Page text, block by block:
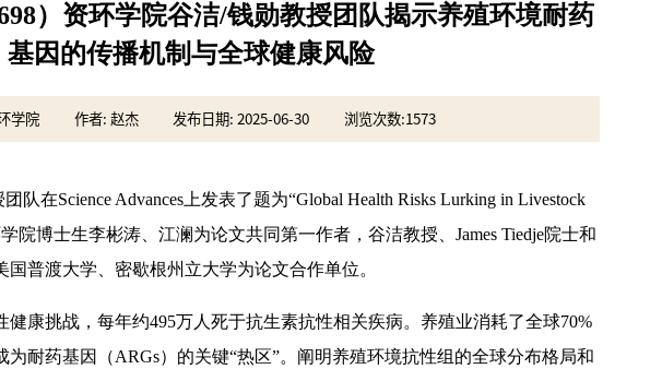
）资环学院谷洁/钱勋教授团队揭示养殖环境耐药
基因的传播机制与全球健康风险
学院 作者: 赵杰 发布日期: 2025-06-30 浏览次数:1573
队在Science Advances上发表了题为“Global Health Risks Lurking in Livestock
院博士生李彬涛、江澜为论文共同第一作者，谷洁教授、James Tiedje院士和
国普渡大学、密歇根州立大学为论文合作单位。
健康挑战，每年约495万人死于抗生素抗性相关疾病。养殖业消耗了全球70%
为耐药基因（ARGs）的关键“热区”。阐明养殖环境抗性组的全球分布格局和